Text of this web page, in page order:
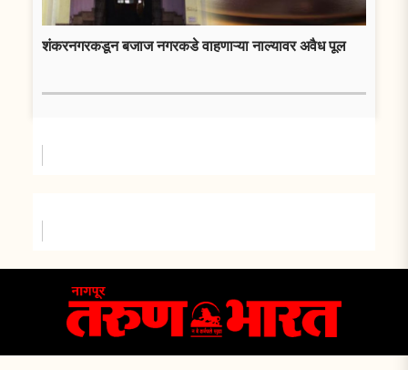
शंकरनगरकडून बजाज नगरकडे वाहणाऱ्या नाल्यावर अवैध पूल